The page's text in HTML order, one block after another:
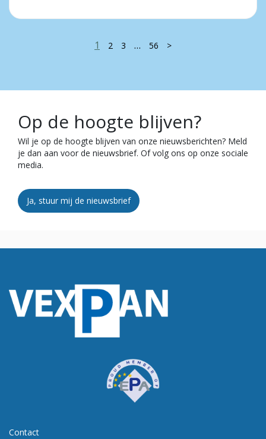
1 2 3 … 56 >
Op de hoogte blijven?
Wil je op de hoogte blijven van onze nieuwsberichten? Meld
je dan aan voor de nieuwsbrief. Of volg ons op onze sociale
media.
Ja, stuur mij de nieuwsbrief
Contact